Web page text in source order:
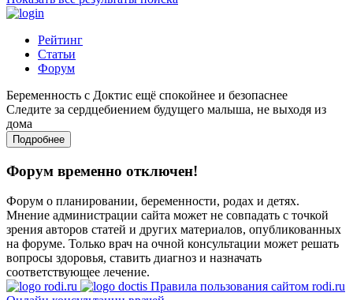
Рейтинг
Статьи
Форум
Беременность с Доктис ещё спокойнее и безопаснее
Следите за сердцебиением будущего малыша, не выходя из
дома
Подробнее
Форум временно отключен!
Форум о планировании, беременности, родах и детях.
Мнение администрации сайта может не совпадать с точкой
зрения авторов статей и других материалов, опубликованных
на форуме. Только врач на очной консультации может решать
вопросы здоровья, ставить диагноз и назначать
соответствующее лечение.
Правила пользования сайтом rodi.ru